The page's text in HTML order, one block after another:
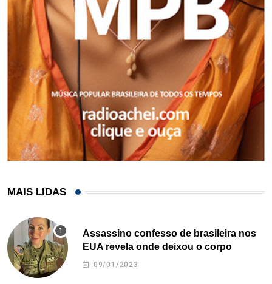
MAIS LIDAS
Assassino confesso de brasileira nos
EUA revela onde deixou o corpo
09/01/2023